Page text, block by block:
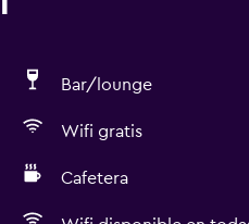
Bar/lounge
Wifi gratis
Cafetera